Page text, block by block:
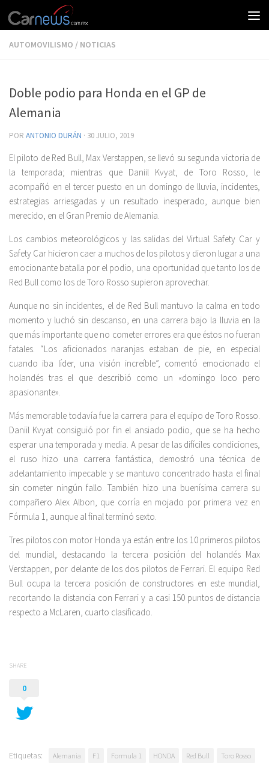
AUTOMOVILISMO / NOTICIAS
Doble podio para Honda en el GP de
Alemania
POR ANTONIO DURÁN · 30 JULIO, 2019
El piloto de Red Bull, Max Verstappen, se llevó su segunda victoria de
la temporada; mientras que Daniil Kvyat, de Toro Rosso, le
acompañó en el tercer puesto en un domingo de lluvia, incidentes,
estrategias arriesgadas y un resultado inesperado, aunque bien
merecido, en el Gran Premio de Alemania.
Los cambios meteorológicos y las salidas del Virtual Safety Car y
Safety Car hicieron caer a muchos de los pilotos y dieron lugar a una
emocionante batalla por el podio, una oportunidad que tanto los de
Red Bull como los de Toro Rosso supieron aprovechar.
Aunque no sin incidentes, el de Red Bull mantuvo la calma en todo
momento y luchó sin descanso, en una carrera bajo la lluvia en la
que más importante que no cometer errores era que éstos no fueran
fatales. “Los aficionados naranjas estaban de pie, en especial
cuando iba líder, una visión increíble”, comentó emocionado el
holandés tras el que describió como un «domingo loco pero
apasionante».
Más memorable todavía fue la carrera para el equipo de Toro Rosso.
Daniil Kvyat consiguió por fin el ansiado podio, que se ha hecho
esperar una temporada y media. A pesar de las difíciles condiciones,
el ruso hizo una carrera fantástica, demostró una técnica de
adelantamiento impecable y se mantuvo concentrado hasta el final
sin cometer ningún fallo. También hizo una buenísima carrera su
compañero Alex Albon, que corría en mojado por primera vez en
Fórmula 1, aunque al final terminó sexto.
Tres pilotos con motor Honda ya están entre los 10 primeros pilotos
del mundial, destacando la tercera posición del holandés Max
Verstappen, por delante de los dos pilotos de Ferrari. El equipo Red
Bull ocupa la tercera posición de constructores en este mundial,
recortando la distancia con Ferrari y a casi 150 puntos de distancia
respecto a McLaren, cuarto clasificado.
SHARE
0
Etiquetas: Alemania F1 Formula 1 HONDA Red Bull Toro Rosso